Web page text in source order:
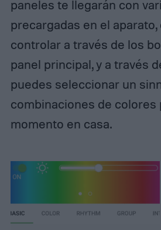
paneles te llegarán con
precargadas en el
controlar a través de los
panel principal, y a través
puedes seleccionar un
combinaciones de colores
momento en casa.